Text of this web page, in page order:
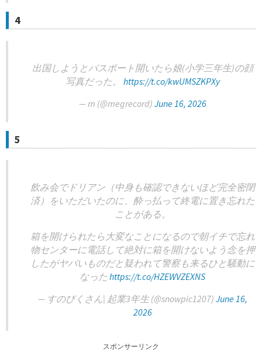
4
出国しようとパスポート開いたら娘(小学三年生)の顔
写真だった。 https://t.co/kwUMSZKPXy
— m (@megrecord) June 16, 2026
5
飲み会でドリアン（中身も確認できないほど完全密閉
済）をいただいたのに、酔っ払って終電に置き忘れた
ことがある。
箱を開けられたら大変なことになるので朝イチで忘れ
物センターに電話して絶対に箱を開けないよう念を押
したがヤバいものだと疑われて警察も来るひと騒動に
なったhttps://t.co/HZEWVZEXNS
— すのぴくさん| 起業3年生 (@snowpic1207) June 16,
2026
スポンサーリンク